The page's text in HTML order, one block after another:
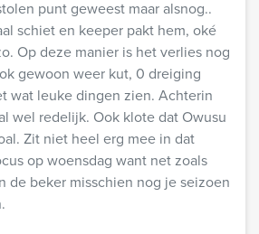
punt geweest maar alsnog..
schiet en keeper pakt hem, oké
Op deze manier is het verlies nog
gewoon weer kut, 0 dreiging
wat leuke dingen zien. Achterin
wel redelijk. Ook klote dat Owusu
Zit niet heel erg mee in dat
op woensdag want net zoals
de beker misschien nog je seizoen